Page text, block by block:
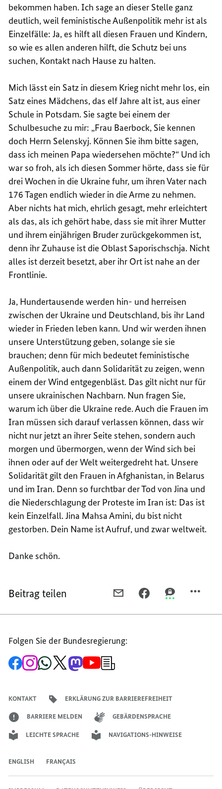
bekommen haben. Ich sage an dieser Stelle ganz
deutlich, weil feministische Außenpolitik mehr ist als
Einzelfälle: Ja, es hilft all diesen Frauen und Kindern,
so wie es allen anderen hilft, die Schutz bei uns
suchen, Kontakt nach Hause zu halten.
Mich lässt ein Satz in diesem Krieg nicht mehr los, ein
Satz eines Mädchens, das elf Jahre alt ist, aus einer
Schule in Potsdam. Sie sagte bei einem der
Schulbesuche zu mir: „Frau Baerbock, Sie kennen
doch Herrn Selenskyj. Können Sie ihm bitte sagen,
dass ich meinen Papa wiedersehen möchte?“ Und ich
war so froh, als ich diesen Sommer hörte, dass sie für
drei Wochen in die Ukraine fuhr, um ihren Vater nach
176 Tagen endlich wieder in die Arme zu nehmen.
Aber nichts hat mich, ehrlich gesagt, mehr erleichtert
als das, als ich gehört habe, dass sie mit ihrer Mutter
und ihrem einjährigen Bruder zurückgekommen ist,
denn ihr Zuhause ist die Oblast Saporischschja. Nicht
alles ist derzeit besetzt, aber ihr Ort ist nahe an der
Frontlinie.
Ja, Hundertausende werden hin- und herreisen
zwischen der Ukraine und Deutschland, bis ihr Land
wieder in Frieden leben kann. Und wir werden ihnen
unsere Unterstützung geben, solange sie sie
brauchen; denn für mich bedeutet feministische
Außenpolitik, auch dann Solidarität zu zeigen, wenn
einem der Wind entgegenbläst. Das gilt nicht nur für
unsere ukrainischen Nachbarn. Nun fragen Sie,
warum ich über die Ukraine rede. Auch die Frauen im
Iran müssen sich darauf verlassen können, dass wir
nicht nur jetzt an ihrer Seite stehen, sondern auch
morgen und übermorgen, wenn der Wind sich bei
ihnen oder auf der Welt weitergedreht hat. Unsere
Solidarität gilt den Frauen in Afghanistan, in Belarus
und im Iran. Denn so furchtbar der Tod von Jina und
die Niederschlagung der Proteste im Iran ist: Das ist
kein Einzelfall. Jina Mahsa Amini, du bist nicht
gestorben. Dein Name ist Aufruf, und zwar weltweit.
Danke schön.
Beitrag teilen
MAIL
REDE
ANNALENA
BAERBOCK,
TEILEN,
BAERBOCK,
TEILEN,
Folgen Sie der Bundesregierung:
Zur
Facebook-
Zum
Instagram-
Zum
WhatsApp-
Zum
X-
Zum
Mastodon-
Zum
YouTube-Anmeldung
KONTAKT ERKLÄRUNG ZUR BARRIEREFREIHEIT
BARRIERE MELDEN GEBÄRDENSPRACHE
LEICHTE SPRACHE NAVIGATIONS-HINWEISE
ENGLISH FRANÇAIS